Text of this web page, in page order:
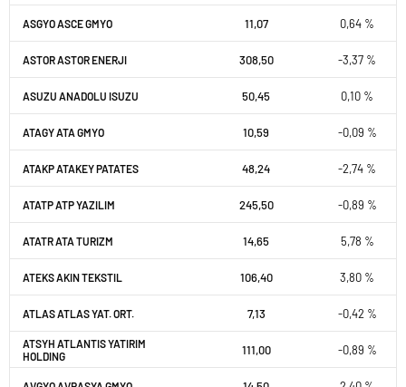
ASGYO ASCE GMYO 11,07 0,64 %
ASTOR ASTOR ENERJI 308,50 -3,37 %
ASUZU ANADOLU ISUZU 50,45 0,10 %
ATAGY ATA GMYO 10,59 -0,09 %
ATAKP ATAKEY PATATES 48,24 -2,74 %
ATATP ATP YAZILIM 245,50 -0,89 %
ATATR ATA TURIZM 14,65 5,78 %
ATEKS AKIN TEKSTIL 106,40 3,80 %
ATLAS ATLAS YAT. ORT. 7,13 -0,42 %
ATSYH ATLANTIS YATIRIM
HOLDING
111,00 -0,89 %